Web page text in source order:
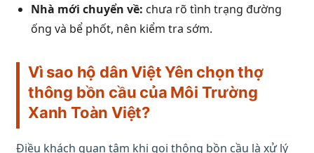
Nhà mới chuyển về: chưa rõ tình trạng đường
ống và bể phốt, nên kiểm tra sớm.
Vì sao hộ dân Việt Yên chọn thợ
thông bồn cầu của Môi Trường
Xanh Toàn Việt?
Điều khách quan tâm khi gọi thông bồn cầu là xử lý